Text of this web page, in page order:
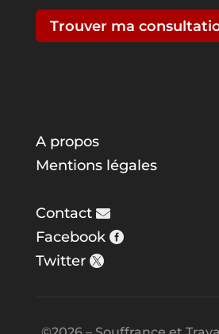
Trouver ma
A propos
Mentions légales
Contact
Facebook
Twitter